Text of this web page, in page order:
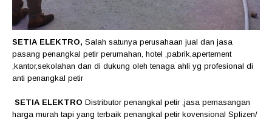
SETIA ELEKTRO, Salah satunya perusahaan jual dan jasa
pasang penangkal petir perumahan, hotel ,pabrik,apertement
,kantor,sekolahan dan di dukung oleh tenaga ahli yg profesional di
anti penangkal petir
SETIA ELEKTRO Distributor penangkal petir ,jasa pemasangan
harga murah tapi yang terbaik penangkal petir kovensional Splizen/